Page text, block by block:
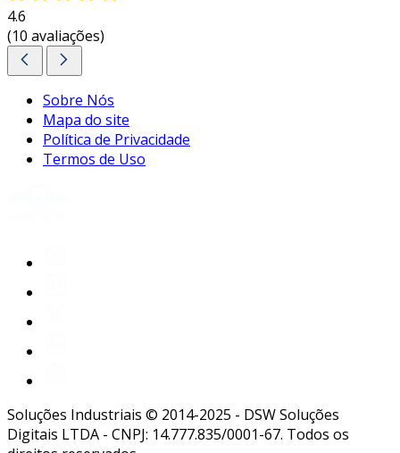
4.6
(10 avaliações)
Sobre Nós
Mapa do site
Política de Privacidade
Termos de Uso
Soluções Industriais © 2014-2025 - DSW Soluções
Digitais LTDA - CNPJ: 14.777.835/0001-67. Todos os